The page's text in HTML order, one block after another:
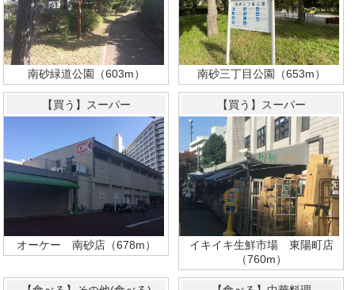
南砂緑道公園（603m） 南砂三丁目公園（653m）
【買う】スーパー
オーケー 南砂店（678m）
【買う】スーパー
イキイキ生鮮市場 東陽町店
（760m）